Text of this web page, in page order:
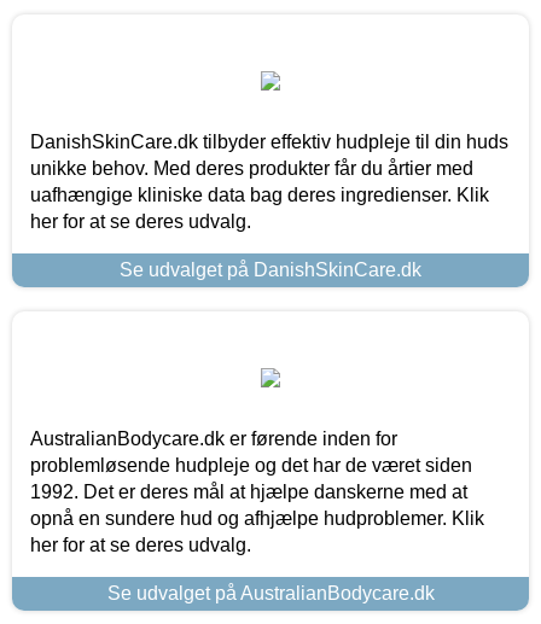
DanishSkinCare.dk tilbyder effektiv hudpleje til din huds
unikke behov. Med deres produkter får du årtier med
uafhængige kliniske data bag deres ingredienser. Klik
her for at se deres udvalg.
Se udvalget på DanishSkinCare.dk
AustralianBodycare.dk er førende inden for
problemløsende hudpleje og det har de været siden
1992. Det er deres mål at hjælpe danskerne med at
opnå en sundere hud og afhjælpe hudproblemer. Klik
her for at se deres udvalg.
Se udvalget på AustralianBodycare.dk